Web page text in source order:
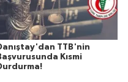
TTB'nin
Kısmi